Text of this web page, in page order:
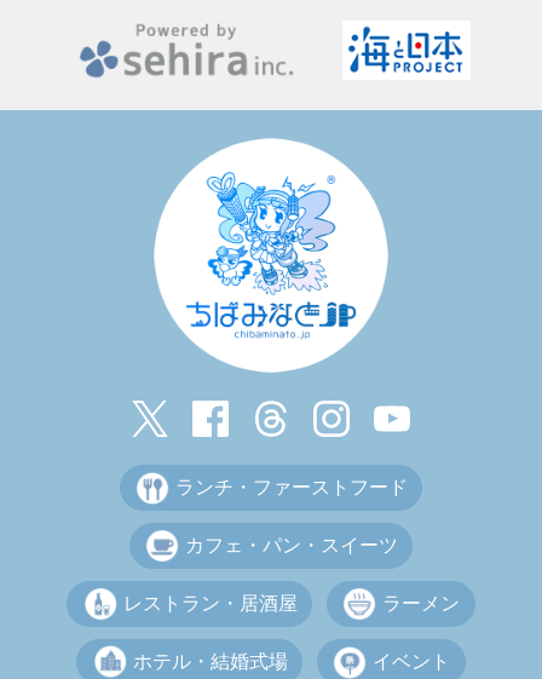
ランチ・ファーストフード
カフェ・パン・スイーツ
レストラン・居酒屋 ラーメン
ホテル・結婚式場 イベント